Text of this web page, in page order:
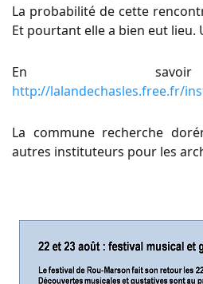
La probabilité de cette
Et pourtant elle a bien eut lieu.
En
http://lalandechasles.free.fr/
La commune recherche
autres instituteurs pour les